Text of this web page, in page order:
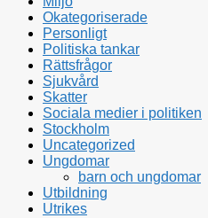
Okategoriserade
Personligt
Politiska tankar
Rättsfrågor
Sjukvård
Skatter
Sociala medier i politiken
Stockholm
Uncategorized
Ungdomar
barn och ungdomar
Utbildning
Utrikes